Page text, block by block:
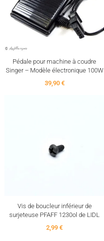
Pédale pour machine à coudre
Singer – Modèle électronique 100W
39,90 €
Vis de boucleur inférieur de
surjeteuse PFAFF 1230ol de LIDL
2,99 €